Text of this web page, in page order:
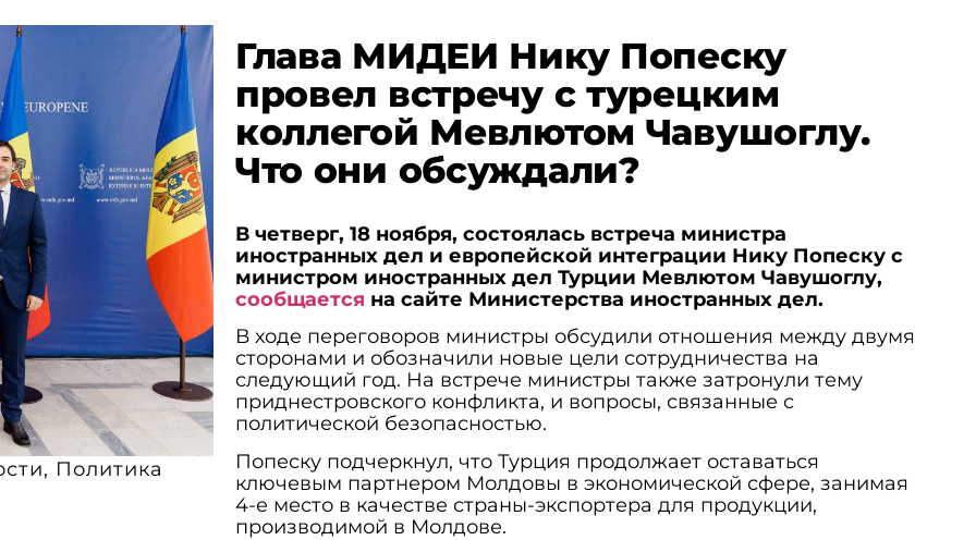
, Политика
Глава МИДЕИ Нику Попеску
провел встречу с турецким
коллегой Мевлютом Чавушоглу.
Что они обсуждали?
В четверг, 18 ноября, состоялась встреча министра
иностранных дел и европейской интеграции Нику Попеску с
министром иностранных дел Турции Мевлютом Чавушоглу,
сообщается на сайте Министерства иностранных дел.
В ходе переговоров министры обсудили отношения между двумя
сторонами и обозначили новые цели сотрудничества на
следующий год. На встрече министры также затронули тему
приднестровского конфликта, и вопросы, связанные с
политической безопасностью.
Попеску подчеркнул, что Турция продолжает оставаться
ключевым партнером Молдовы в экономической сфере, занимая
4-е место в качестве страны-экспортера для продукции,
производимой в Молдове.